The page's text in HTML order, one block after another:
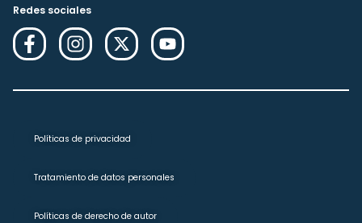
Redes sociales
Políticas de privacidad
Tratamiento de datos personales
Políticas de derecho de autor